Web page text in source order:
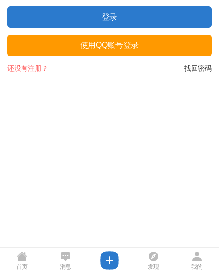
登录
使用QQ账号登录
找回密码
还没有注册？
首页 消息 发现 我的